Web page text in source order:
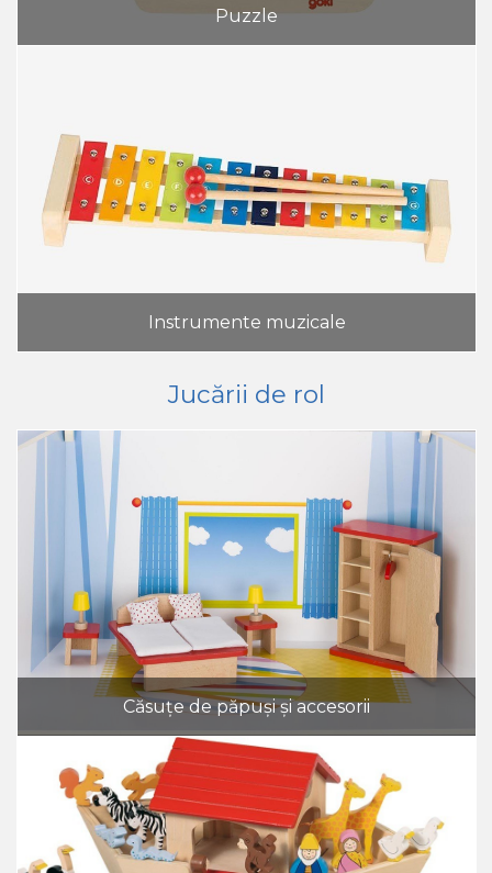
Puzzle
Instrumente muzicale
Jucării de rol
Căsuțe de păpuși și accesorii